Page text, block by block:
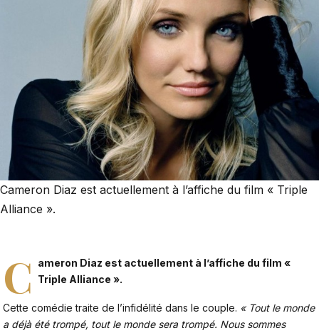
Cameron Diaz est actuellement à l’affiche du film « Triple
Alliance ».
C
ameron Diaz est actuellement à l’affiche du film «
Triple Alliance ».
Cette comédie traite de l’infidélité dans le couple. « Tout le monde
a déjà été trompé, tout le monde sera trompé. Nous sommes